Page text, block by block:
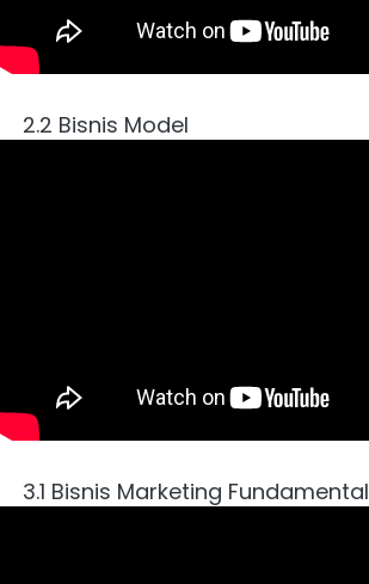
2.2 Bisnis Model
3.1 Bisnis Marketing Fundamental